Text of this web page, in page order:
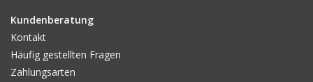
Kundenberatung
Kontakt
Häufig gestellten Fragen
Zahlungsarten